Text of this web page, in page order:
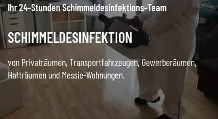
Ihr 24-Stunden Schimmeldesinfektions-Team
SCHIMMELDESINFEKTION
von Privaträumen, Transportfahrzeugen, Gewerberäumen,
Hafträumen und Messie-Wohnungen.